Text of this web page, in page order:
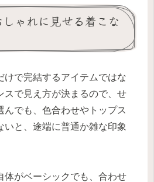
ゃれに見せる着こな
けで完結するアイテムではな
スで見え方が決まるので、せ
んでも、色合わせやトップス
いと、途端に普通か雑な印象
体がベーシックでも、合わせ